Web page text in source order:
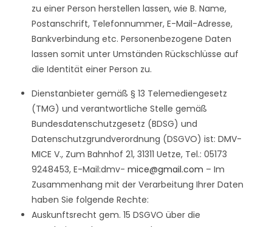
zu einer Person herstellen lassen, wie B. Name,
Postanschrift, Telefonnummer, E-Mail-Adresse,
Bankverbindung etc. Personenbezogene Daten
lassen somit unter Umständen Rückschlüsse auf
die Identität einer Person zu.
Dienstanbieter gemäß § 13 Telemediengesetz
(TMG) und verantwortliche Stelle gemäß
Bundesdatenschutzgesetz (BDSG) und
Datenschutzgrundverordnung (DSGVO) ist: DMV-
MICE V., Zum Bahnhof 21, 31311 Uetze, Tel.: 05173
9248453, E-Mail:dmv-mice@gmail.com – Im
Zusammenhang mit der Verarbeitung Ihrer Daten
haben Sie folgende Rechte:
Auskunftsrecht gem. 15 DSGVO über die